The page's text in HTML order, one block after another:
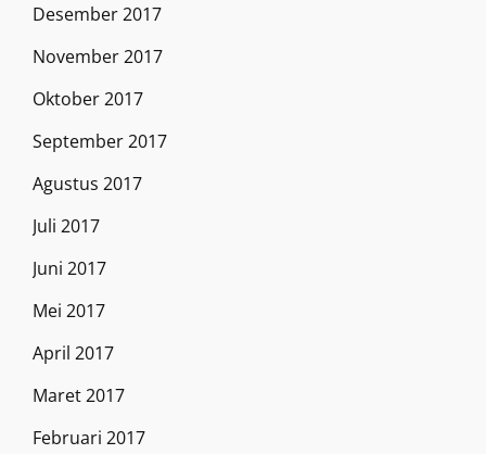
Desember 2017
November 2017
Oktober 2017
September 2017
Agustus 2017
Juli 2017
Juni 2017
Mei 2017
April 2017
Maret 2017
Februari 2017